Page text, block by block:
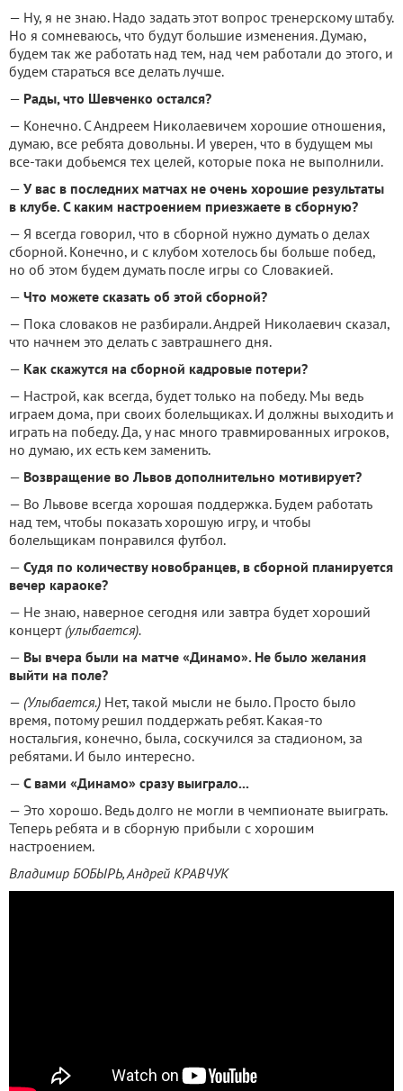
— Ну, я не знаю. Надо задать этот вопрос тренерскому штабу.
Но я сомневаюсь, что будут большие изменения. Думаю,
будем так же работать над тем, над чем работали до этого, и
будем стараться все делать лучше.
— Рады, что Шевченко остался?
— Конечно. С Андреем Николаевичем хорошие отношения,
думаю, все ребята довольны. И уверен, что в будущем мы
все-таки добьемся тех целей, которые пока не выполнили.
— У вас в последних матчах не очень хорошие результаты
в клубе. С каким настроением приезжаете в сборную?
— Я всегда говорил, что в сборной нужно думать о делах
сборной. Конечно, и с клубом хотелось бы больше побед,
но об этом будем думать после игры со Словакией.
— Что можете сказать об этой сборной?
— Пока словаков не разбирали. Андрей Николаевич сказал,
что начнем это делать с завтрашнего дня.
— Как скажутся на сборной кадровые потери?
— Настрой, как всегда, будет только на победу. Мы ведь
играем дома, при своих болельщиках. И должны выходить и
играть на победу. Да, у нас много травмированных игроков,
но думаю, их есть кем заменить.
— Возвращение во Львов дополнительно мотивирует?
— Во Львове всегда хорошая поддержка. Будем работать
над тем, чтобы показать хорошую игру, и чтобы
болельщикам понравился футбол.
— Судя по количеству новобранцев, в сборной планируется
вечер караоке?
— Не знаю, наверное сегодня или завтра будет хороший
концерт (улыбается).
— Вы вчера были на матче «Динамо». Не было желания
выйти на поле?
— (Улыбается.) Нет, такой мысли не было. Просто было
время, потому решил поддержать ребят. Какая-то
ностальгия, конечно, была, соскучился за стадионом, за
ребятами. И было интересно.
— С вами «Динамо» сразу выиграло...
— Это хорошо. Ведь долго не могли в чемпионате выиграть.
Теперь ребята и в сборную прибыли с хорошим
настроением.
Владимир БОБЫРЬ, Андрей КРАВЧУК